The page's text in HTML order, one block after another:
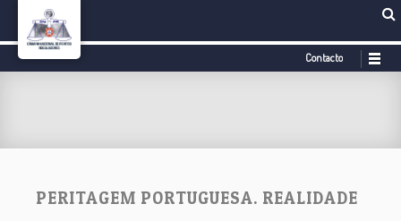
Contacto
PERITAGEM PORTUGUESA. REALIDADE